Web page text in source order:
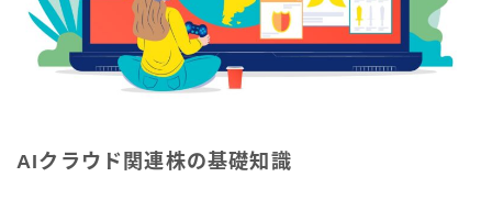
AIクラウド関連株の基礎知識